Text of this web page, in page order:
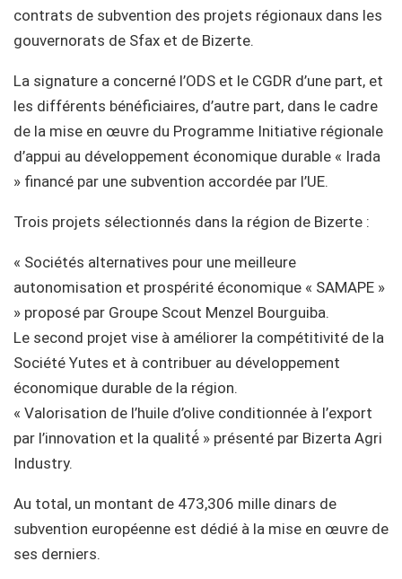
contrats de subvention des projets régionaux dans les
gouvernorats de Sfax et de Bizerte.
La signature a concerné l’ODS et le CGDR d’une part, et
les différents bénéficiaires, d’autre part, dans le cadre
de la mise en œuvre du Programme Initiative régionale
d’appui au développement économique durable « Irada
» financé par une subvention accordée par l’UE.
Trois projets sélectionnés dans la région de Bizerte :
« Sociétés alternatives pour une meilleure
autonomisation et prospérité économique « SAMAPE »
» proposé par Groupe Scout Menzel Bourguiba.
Le second projet vise à améliorer la compétitivité de la
Société Yutes et à contribuer au développement
économique durable de la région.
« Valorisation de l’huile d’olive conditionnée à l’export
par l’innovation et la qualité́ » présenté par Bizerta Agri
Industry.
Au total, un montant de 473,306 mille dinars de
subvention européenne est dédié à la mise en œuvre de
ses derniers.